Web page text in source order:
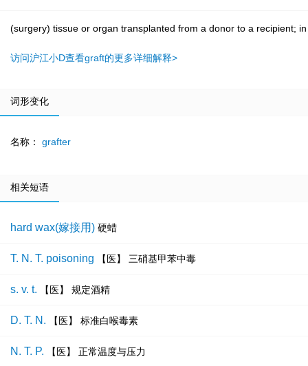
(surgery) tissue or organ transplanted from a donor to a recipient;
访问沪江小D查看graft的更多详细解释>
词形变化
名称： grafter
相关短语
hard wax(嫁接用) 硬蜡
T. N. T. poisoning 【医】 三硝基甲苯中毒
s. v. t. 【医】 规定酒精
D. T. N. 【医】 标准白喉毒素
N. T. P. 【医】 正常温度与压力